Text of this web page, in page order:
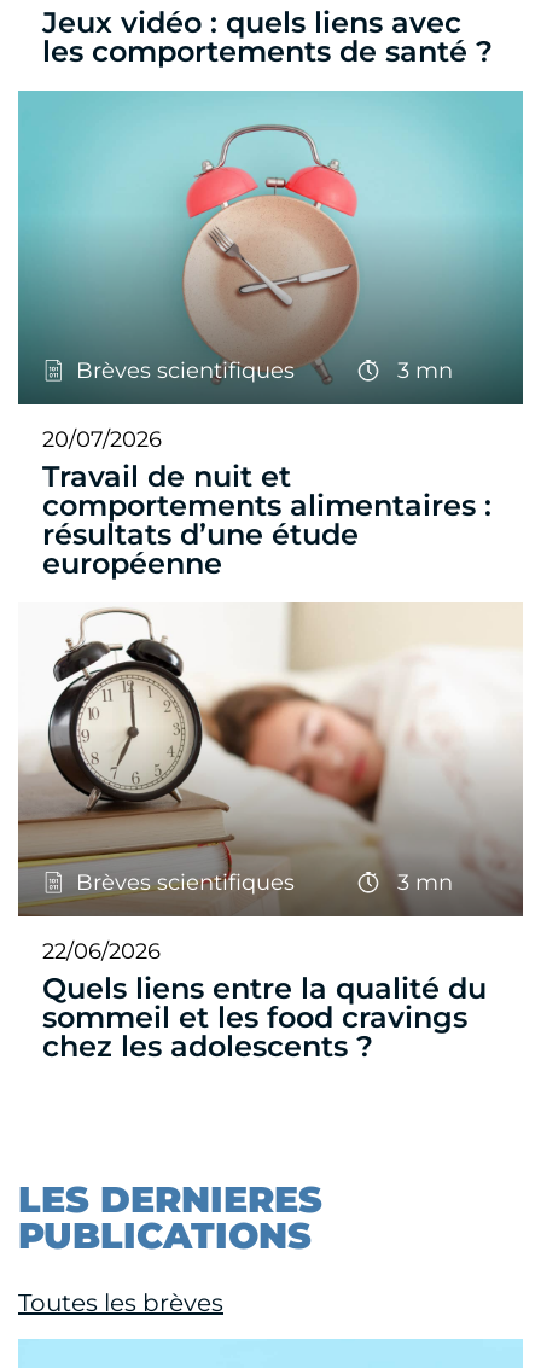
Jeux vidéo : quels liens avec
les comportements de santé ?
Brèves scientifiques 3 mn
20/07/2026
Travail de nuit et
comportements alimentaires :
résultats d’une étude
européenne
Brèves scientifiques 3 mn
22/06/2026
Quels liens entre la qualité du
sommeil et les food cravings
chez les adolescents ?
LES DERNIERES
PUBLICATIONS
Toutes les brèves